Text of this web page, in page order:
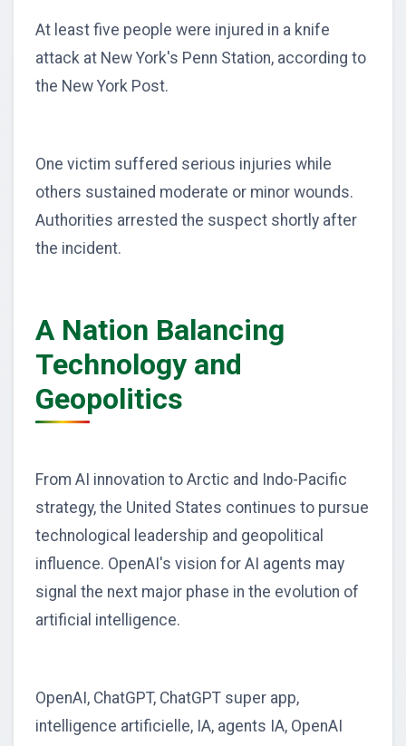
At least five people were injured in a knife
attack at New York's Penn Station, according to
the New York Post.
One victim suffered serious injuries while
others sustained moderate or minor wounds.
Authorities arrested the suspect shortly after
the incident.
A Nation Balancing
Technology and
Geopolitics
From AI innovation to Arctic and Indo-Pacific
strategy, the United States continues to pursue
technological leadership and geopolitical
influence. OpenAI's vision for AI agents may
signal the next major phase in the evolution of
artificial intelligence.
OpenAI, ChatGPT, ChatGPT super app,
intelligence artificielle, IA, agents IA, OpenAI